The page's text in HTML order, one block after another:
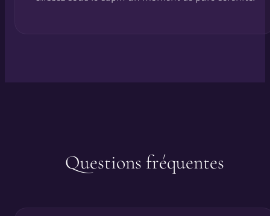
Questions fréquentes